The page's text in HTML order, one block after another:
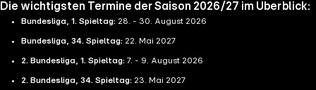
Die wichtigsten Termine der Saison 2026/27 im Überblick:
Bundesliga, 1. Spieltag: 28. - 30. August 2026
Bundesliga, 34. Spieltag: 22. Mai 2027
2. Bundesliga, 1. Spieltag: 7. - 9. August 2026
2. Bundesliga, 34. Spieltag: 23. Mai 2027